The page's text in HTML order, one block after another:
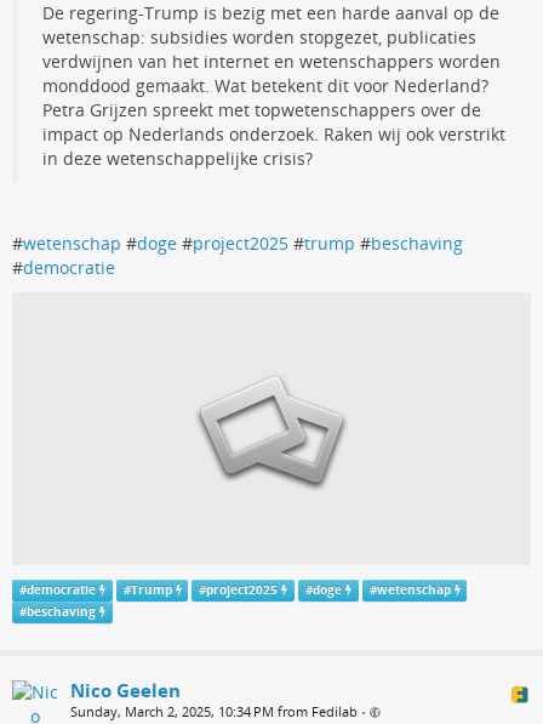
De regering-Trump is bezig met een harde aanval op de
wetenschap: subsidies worden stopgezet, publicaties
verdwijnen van het internet en wetenschappers worden
monddood gemaakt. Wat betekent dit voor Nederland?
Petra Grijzen spreekt met topwetenschappers over de
impact op Nederlands onderzoek. Raken wij ook verstrikt
in deze wetenschappelijke crisis?
#wetenschap #doge #project2025 #trump #beschaving
#democratie
#democratie #Trump #project2025 #doge #wetenschap
#beschaving
Nico Geelen
Sunday, March 2, 2025, 10:34 PM from Fedilab •